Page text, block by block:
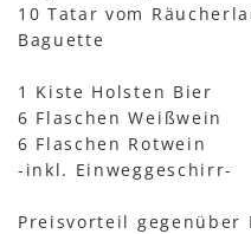
10 Tatar vom
Baguette
1 Kiste Holsten Bier
6 Flaschen Weißwein
6 Flaschen Rotwein
-inkl. Einweggeschirr-
Preisvorteil gegenüber